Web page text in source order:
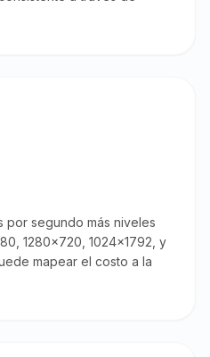
por segundo más niveles
1280x720, 1024x1792, y
mapear el costo a la